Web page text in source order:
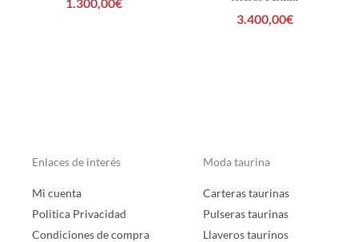
3.400,00€
Enlaces de interés
Mi cuenta
Politica Privacidad
Condiciones de compra
Moda taurina
Carteras taurinas
Pulseras taurinas
Llaveros taurinos